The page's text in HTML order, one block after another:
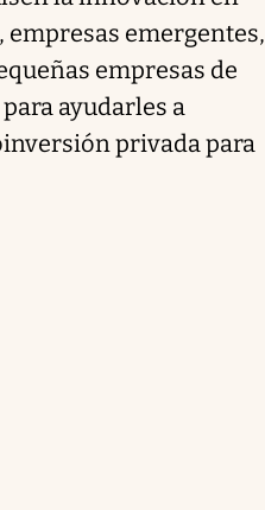
emergentes,
empresas de
ayudarles a
privada para